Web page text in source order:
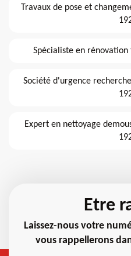
Travaux de pose et
Spécialiste en
Société d'urgence
Expert en nettoyage
Etre
Laissez-nous votre
vous rappellerons